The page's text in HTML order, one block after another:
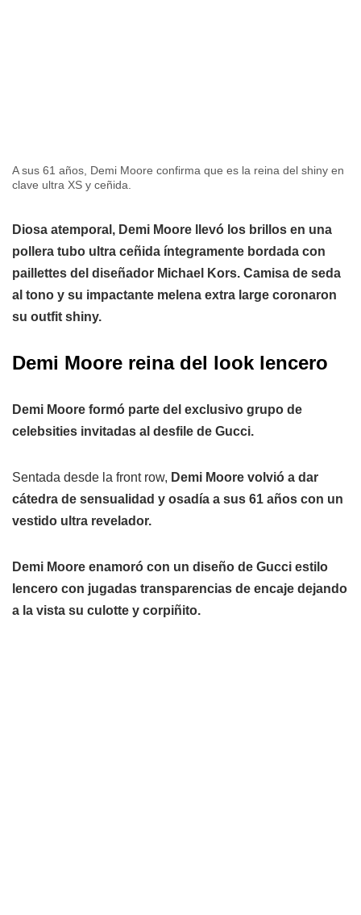
A sus 61 años, Demi Moore confirma que es la reina del shiny en
clave ultra XS y ceñida.
Diosa atemporal, Demi Moore llevó los brillos en una
pollera tubo ultra ceñida íntegramente bordada con
paillettes del diseñador Michael Kors. Camisa de seda
al tono y su impactante melena extra large coronaron
su outfit shiny.
Demi Moore reina del look lencero
Demi Moore formó parte del exclusivo grupo de
celebsities invitadas al desfile de Gucci.
Sentada desde la front row, Demi Moore volvió a dar
cátedra de sensualidad y osadía a sus 61 años con un
vestido ultra revelador.
Demi Moore enamoró con un diseño de Gucci estilo
lencero con jugadas transparencias de encaje dejando
a la vista su culotte y corpiñito.